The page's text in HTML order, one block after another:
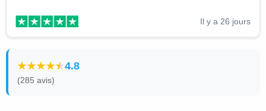
Il y a 26 jours
4.8
(285 avis)